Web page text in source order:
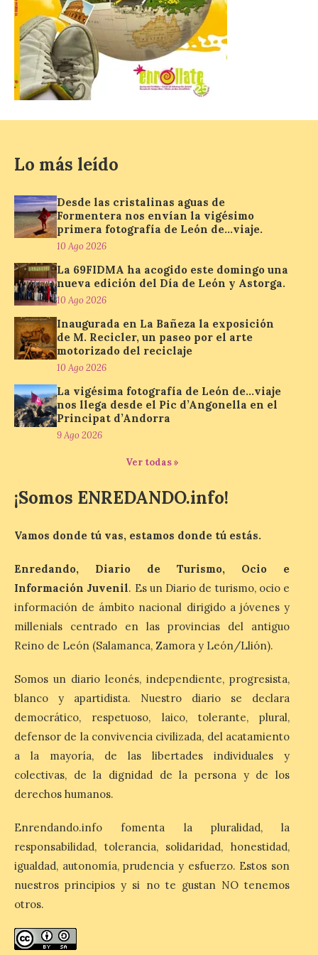
CIUDEN acoge un nuevo
gran proyecto expositivo
que conecta la obra de
Eduardo Chillida con el
patrimonio industrial
10 Ago 2026
La Térmica Cultural
‘Eduardo Chillida. Pensar
con las manos’, formada
por 125 piezas de una de las figuras
esenciales del arte contemporáneo.
Hierro, vacío y memoria industrial
Protección Civil activa la
fase de Preemergencia en
Situación Operativa 1 del
Plan Estatal General de
Emergencias ante los
riesgos potenciales
asociados al eclipse
10 Ago 2026
solar total del 12 de
agosto, que atravesará
que movilizará a varios millones de
personas para disfrutar de este
comunidades autónomas ya han […]
El Ayuntamiento de
Segovia presenta “Música
para un eclipse”, un
motivo del eclipse de sol
10 Ago 2026
La cita, que se celebrará el
12 de agosto en el
enlosado de la Catedral,
incluye el estreno absoluto
de una composición del
Segovia lanza el Premio Internacional de
Fotografía del Eclipse “Segovia bajo […]
València prepara un
operativo especial de
punto de observación para
el eclipse solar del día 12
Lo más leído
Desde las cristalinas aguas de
Formentera nos envían la vigésimo
primera fotografía de León de…viaje.
10 Ago 2026
La 69FIDMA ha acogido este domingo una
nueva edición del Día de León y Astorga.
10 Ago 2026
Inaugurada en La Bañeza la exposición
de M. Recicler, un paseo por el arte
motorizado del reciclaje
10 Ago 2026
La vigésima fotografía de León de…viaje
nos llega desde el Pic d’Angonella en el
Principat d’Andorra
9 Ago 2026
Ver todas »
¡Somos ENREDANDO.info!
Vamos donde tú vas, estamos donde tú estás.
Enredando, Diario de Turismo, Ocio e
Información Juvenil. Es un Diario de turismo, ocio e
información de ámbito nacional dirigido a jóvenes y
millenials centrado en las provincias del antiguo
Reino de León (Salamanca, Zamora y León/Llión).
Somos un diario leonés, independiente, progresista,
blanco y apartidista. Nuestro diario se declara
democrático, respetuoso, laico, tolerante, plural,
defensor de la convivencia civilizada, del acatamiento
a la mayoría, de las libertades individuales y
colectivas, de la dignidad de la persona y de los
derechos humanos.
Enrendando.info fomenta la pluralidad, la
responsabilidad, tolerancia, solidaridad, honestidad,
igualdad, autonomía, prudencia y esfuerzo. Estos son
nuestros principios y si no te gustan NO tenemos
otros.